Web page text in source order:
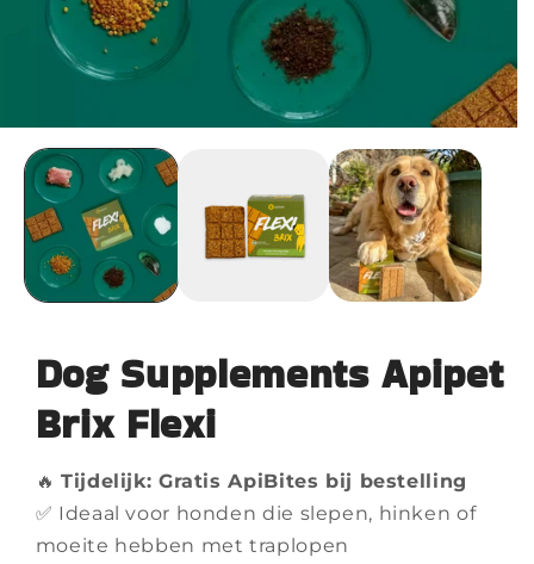
Dog Supplements Apipet
Brix Flexi
🔥Tijdelijk: Gratis ApiBites bij bestelling
✅ Ideaal voor honden die slepen, hinken of
moeite hebben met traplopen